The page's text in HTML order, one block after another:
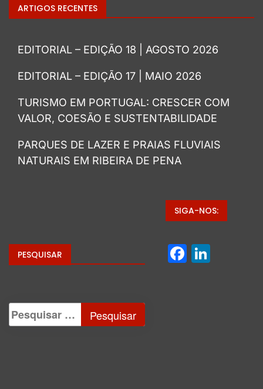
ARTIGOS RECENTES
EDITORIAL – EDIÇÃO 18 | AGOSTO 2026
EDITORIAL – EDIÇÃO 17 | MAIO 2026
TURISMO EM PORTUGAL: CRESCER COM
VALOR, COESÃO E SUSTENTABILIDADE
PARQUES DE LAZER E PRAIAS FLUVIAIS
NATURAIS EM RIBEIRA DE PENA
PESQUISAR
SIGA-NOS: